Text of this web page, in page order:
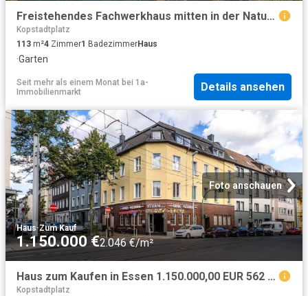
Freistehendes Fachwerkhaus mitten in der Natur im Essener Süden
Kopstadtplatz
113 m²4 Zimmer1 BadezimmerHaus
·Garten
Seit mehr als einem Monat bei 1a-
Immobilienmarkt
Details ansehen
Foto anschauen
Haus·Zum Kauf
1.150.000 €2.046 €/m²
Haus zum Kaufen in Essen 1.150.000,00 EUR 562 m²
Kopstadtplatz